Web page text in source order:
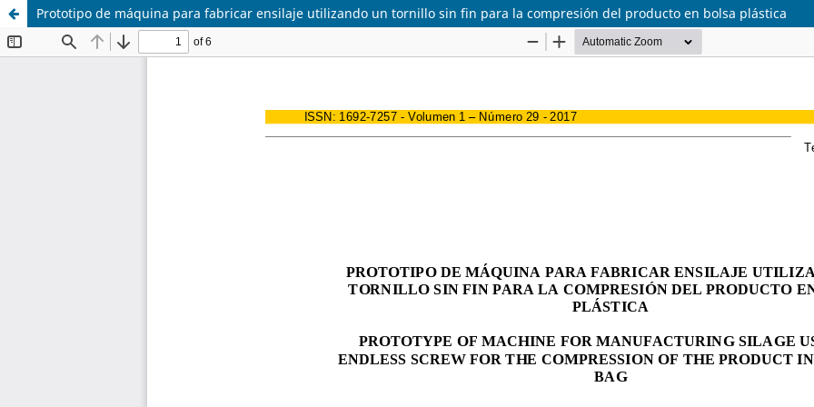
Prototipo de máquina para fabricar ensilaje utilizando un tornillo sin fin para la compresión del producto en bolsa plástica